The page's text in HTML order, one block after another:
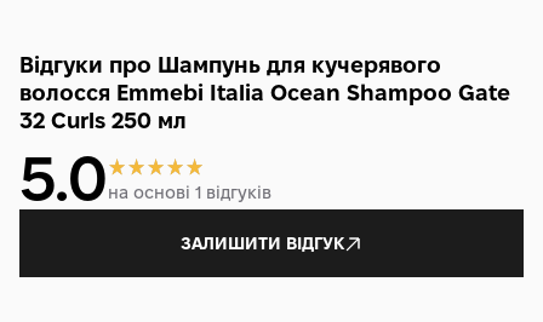
Відгуки про Шампунь для кучерявого
волосся Emmebi Italia Ocean Shampoo Gate
32 Curls 250 мл
5.0на основі 1 відгуків
ЗАЛИШИТИ ВІДГУК